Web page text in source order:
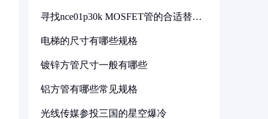
寻找nce01p30k MOSFET管的合适替代
电梯的尺寸有哪些规格
镀锌方管尺寸一般有哪些
铝方管有哪些常见规格
光线传媒参投三国的星空爆冷